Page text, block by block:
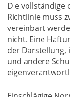
Die vollständige
Richtlinie muss
vereinbart
nicht. Eine
der Darstellung,
und andere